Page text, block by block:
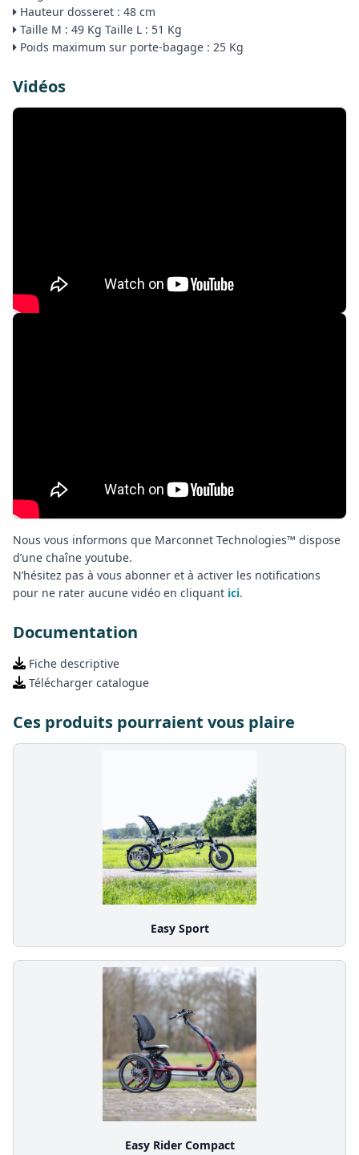
Hauteur dosseret : 48 cm
Taille M : 49 Kg Taille L : 51 Kg
Poids maximum sur porte-bagage : 25 Kg
Vidéos
Nous vous informons que Marconnet Technologies™ dispose
d’une chaîne youtube.
N’hésitez pas à vous abonner et à activer les notifications
pour ne rater aucune vidéo en cliquant ici.
Documentation
Fiche descriptive
Télécharger catalogue
Ces produits pourraient vous plaire
Easy Sport
Easy Rider Compact